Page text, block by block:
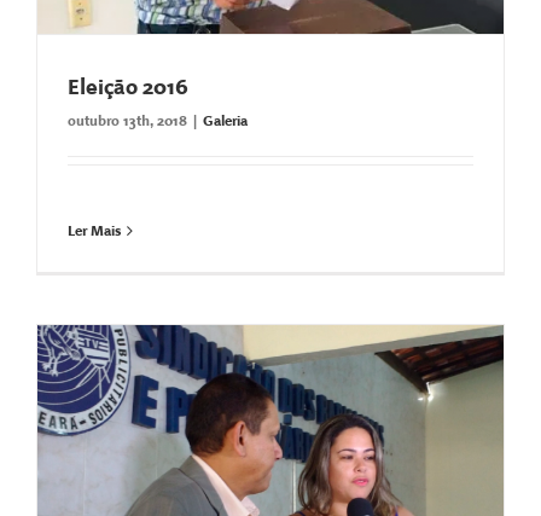
Eleição 2016
outubro 13th, 2018 Galeria
Ler Mais